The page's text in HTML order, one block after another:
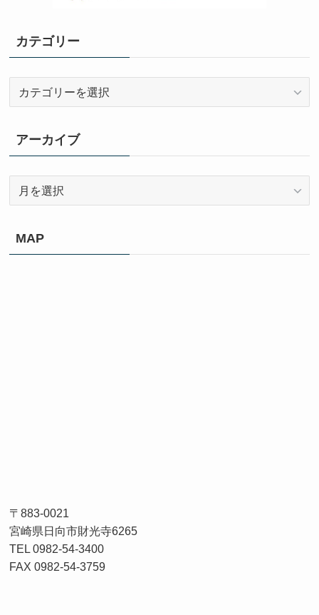
カテゴリー
リ
ー
アーカイブ
イ
ブ
MAP
〒883-0021
宮崎県日向市財光寺6265
TEL 0982-54-3400
FAX 0982-54-3759